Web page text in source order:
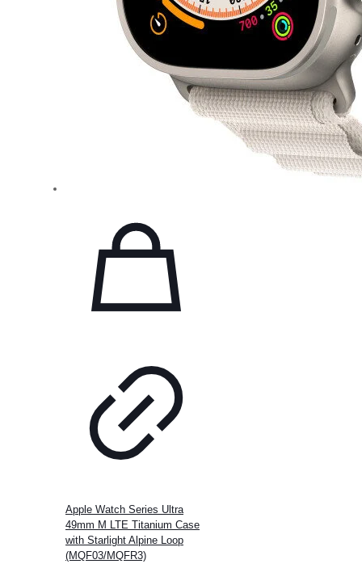
Apple Watch Series Ultra
49mm M LTE Titanium Case
with Starlight Alpine Loop
(MQF03/MQFR3)